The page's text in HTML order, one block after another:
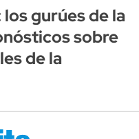
gurúes de la
sobre
de la